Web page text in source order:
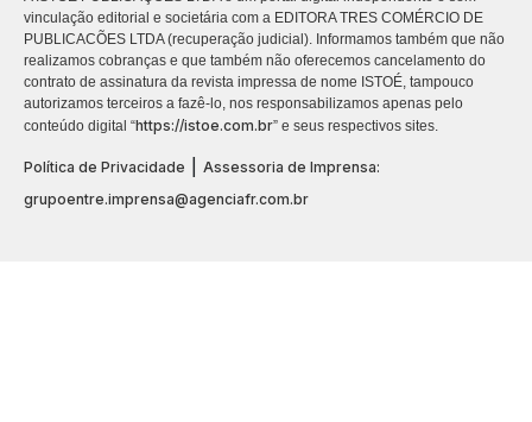
vinculação editorial e societária com a EDITORA TRES COMÉRCIO DE
PUBLICACÕES LTDA (recuperação judicial). Informamos também que não
realizamos cobranças e que também não oferecemos cancelamento do
contrato de assinatura da revista impressa de nome ISTOÉ, tampouco
autorizamos terceiros a fazê-lo, nos responsabilizamos apenas pelo
conteúdo digital “https://istoe.com.br” e seus respectivos sites.
Política de Privacidade
Assessoria de Imprensa:
grupoentre.imprensa@agenciafr.com.br